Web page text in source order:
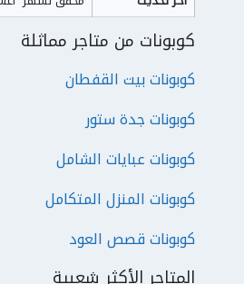
كوبونات من متاجر مماثلة
كوبونات بيت القفطان
كوبونات جدة ستور
كوبونات عبايات الشامل
كوبونات المنزل المتكامل
كوبونات قصص العود
المتاجر الأكثر شعبية